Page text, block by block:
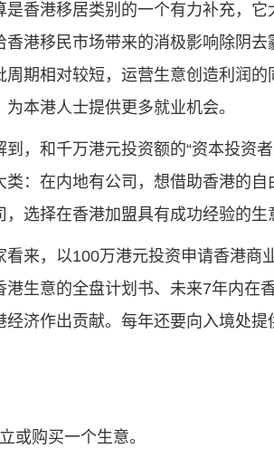
香港移居类别的一个有力补充，
港移民市场带来的消极影响除阴
期相对较短，运营生意创造利润的
本港人士提供更多就业机会。
，和千万港元投资额的“资本投资
：在内地有公司，想借助香港的
选择在香港加盟具有成功经验的生
看来，以100万港元投资申请香港商
港生意的全盘计划书、未来7年内在
济作出贡献。每年还要向入境处
或购买一个生意。